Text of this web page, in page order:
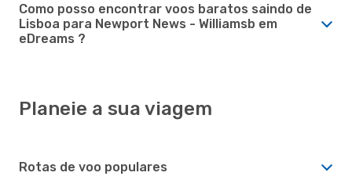
Como posso encontrar voos baratos saindo de
Lisboa para Newport News - Williamsb em
eDreams ?
Planeie a sua viagem
Rotas de voo populares